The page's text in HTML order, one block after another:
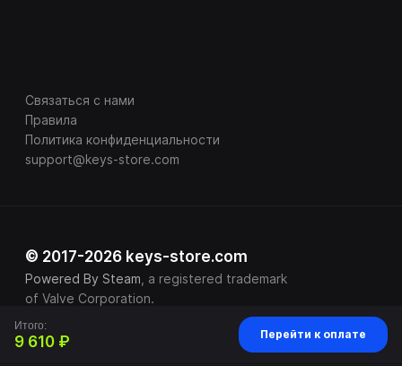
Итого:
9 610 ₽ Перейти к оплате
Связаться с нами
Правила
Политика конфиденциальности
support@keys-store.com
© 2017-2026 keys-store.com
Powered By Steam , a registered trademark
of Valve Corporation.